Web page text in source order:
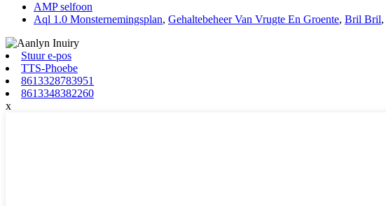
AMP selfoon
Aql 1.0 Monsternemingsplan, Gehaltebeheer Van Vrugte En Groente, Bril Bril,
Stuur e-pos
TTS-Phoebe
8613328783951
8613348382260
x